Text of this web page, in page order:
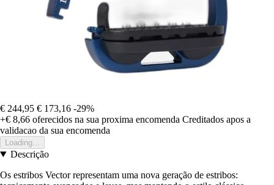
€ 244,95 € 173,16 -29%
+€ 8,66 oferecidos na sua proxima encomenda Creditados apos a
validacao da sua encomenda
Loading...
Descrição
Os estribos Vector representam uma nova geração de estribos: